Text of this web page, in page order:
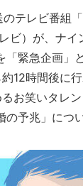
テレビ番組
ビ）が、ナイ
「緊急企画」
12時間後に
お笑いタレ
の予兆」につ